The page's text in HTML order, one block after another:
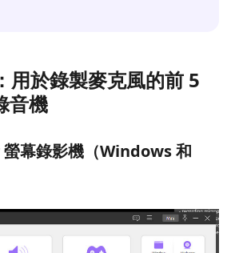
用於錄製麥克風的前 5
音機
幕錄影機（Windows 和